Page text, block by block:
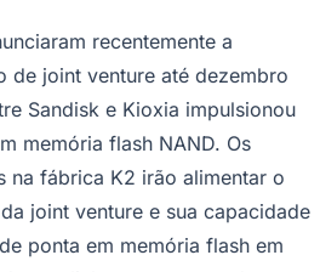
Sandisk e Kioxia impulsionou
memória flash NAND. Os
na fábrica K2 irão alimentar o
joint venture e sua capacidade
ponta em memória flash em
em linha com a meta de
estabelecida por cada